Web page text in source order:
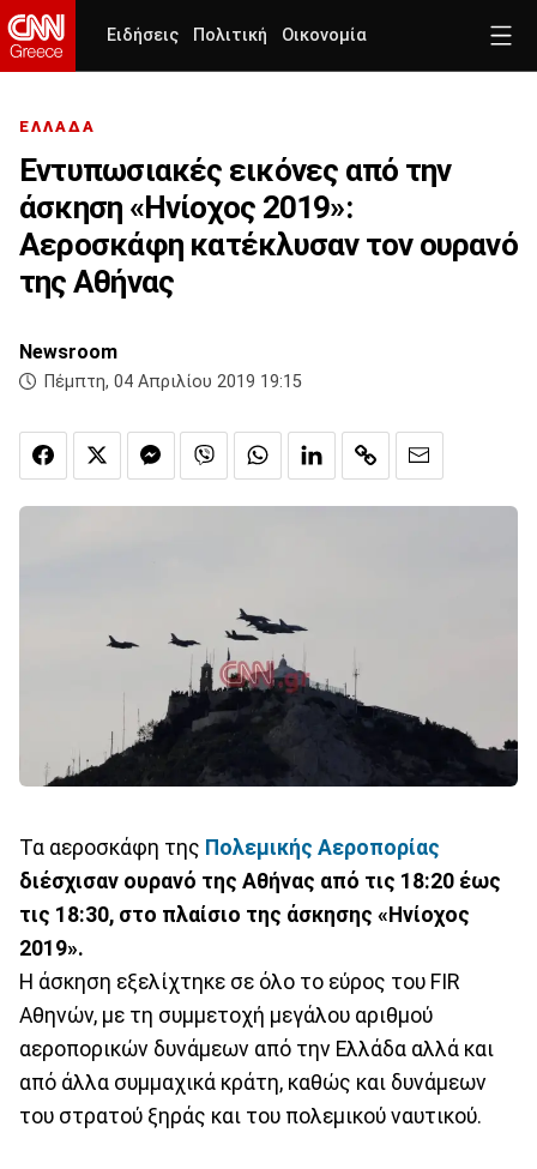
Ειδήσεις Πολιτική Οικονομία
ΕΛΛΑΔΑ
Εντυπωσιακές εικόνες από την
άσκηση «Ηνίοχος 2019»:
Αεροσκάφη κατέκλυσαν τον ουρανό
της Αθήνας
Newsroom
Πέμπτη, 04 Απριλίου 2019 19:15
Τα αεροσκάφη της Πολεμικής Αεροπορίας
διέσχισαν ουρανό της Αθήνας από τις 18:20 έως
τις 18:30, στο πλαίσιο της άσκησης «Ηνίοχος
2019».
Η άσκηση εξελίχτηκε σε όλο το εύρος του FIR
Αθηνών, με τη συμμετοχή μεγάλου αριθμού
αεροπορικών δυνάμεων από την Ελλάδα αλλά και
από άλλα συμμαχικά κράτη, καθώς και δυνάμεων
του στρατού ξηράς και του πολεμικού ναυτικού.